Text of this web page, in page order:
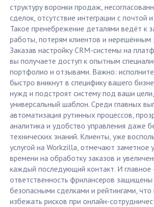
структуру воронки продаж,
сделок, отсутствие интеграции с почтой
Такое пренебрежение деталями ведёт к
работы, потерям клиентов и нерешённым
Заказав настройку CRM-системы на
вы получаете доступ к опытным
портфолио и отзывами. Важно:
быстро вникнут в специфику вашего
нужд и подстроят систему под ваши
универсальный шаблон. Среди главных
автоматизация рутинных процессов,
аналитика и удобство управления даже
технических знаний. Клиенты, уже
услугой на Workzilla, отмечают заметное
времени на обработку заказов и
каждый последующий контакт. И главное
ответственность фрилансеров
безопасными сделками и рейтингами, что
избежать рисков при онлайн-